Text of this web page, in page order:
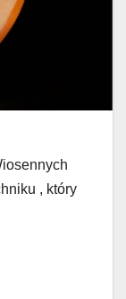
, który